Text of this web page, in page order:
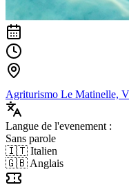
Agriturismo Le Matinelle,
Langue de l'evenement :
Sans parole
🇮🇹 Italien
🇬🇧 Anglais